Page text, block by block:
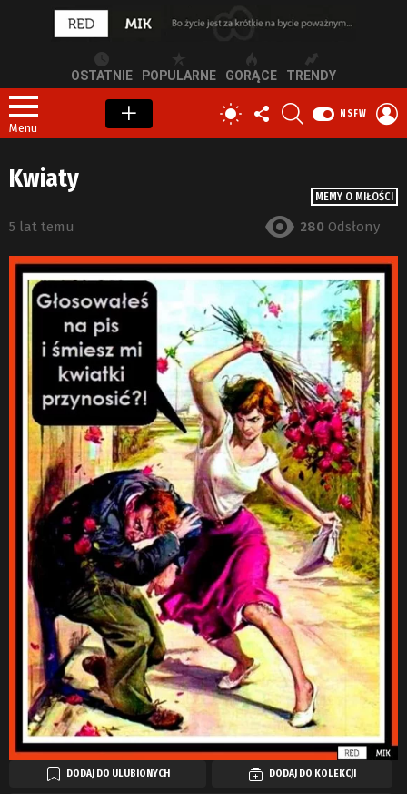
OSTATNIE POPULARNE GORĄCE TRENDY
Menu
PRZEŁĄCZ
SKÓRKĘ
OBSERWUJ
NAS
NSFW
MEMY O MIŁOŚCI
Kwiaty
5 lat temu 280 Odsłony
DODAJ DO ULUBIONYCH DODAJ DO KOLEKCJI